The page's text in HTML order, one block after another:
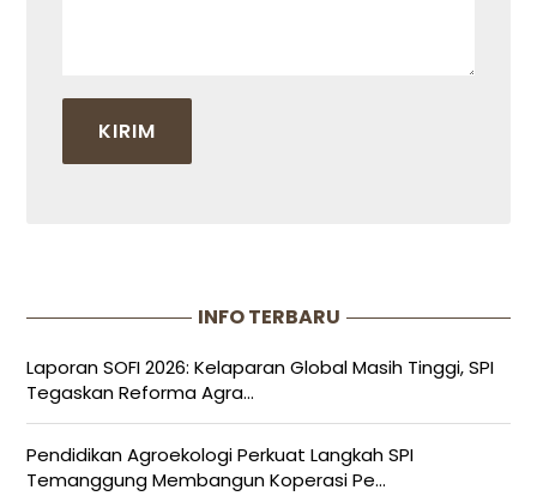
INFO TERBARU
Laporan SOFI 2026: Kelaparan Global Masih Tinggi, SPI
Tegaskan Reforma Agra...
Pendidikan Agroekologi Perkuat Langkah SPI
Temanggung Membangun Koperasi Pe...